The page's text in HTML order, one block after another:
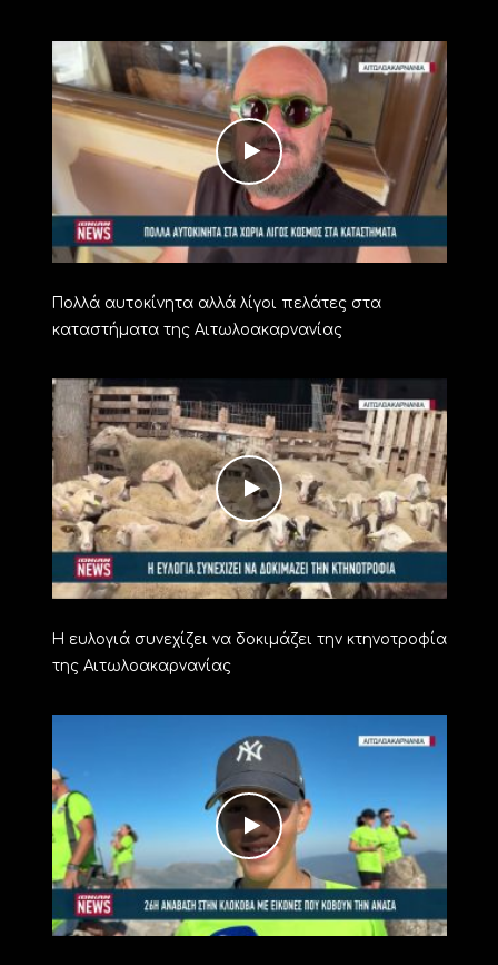
Πολλά αυτοκίνητα αλλά λίγοι πελάτες στα
καταστήματα της Αιτωλοακαρνανίας
Η ευλογιά συνεχίζει να δοκιμάζει την κτηνοτροφία
της Αιτωλοακαρνανίας